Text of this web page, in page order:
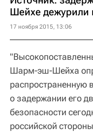
Шейхе дежурили
17 ноября 2015, 13:06
Шарм-эш-Шейха
распространенную
о задержании его
безопасности
российской